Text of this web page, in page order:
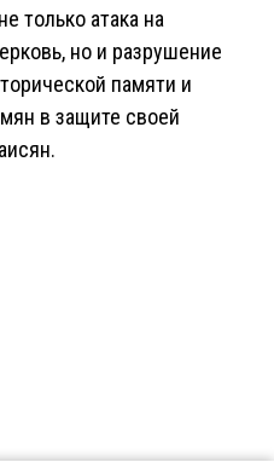
только атака на
но и разрушение
памяти и
в защите своей